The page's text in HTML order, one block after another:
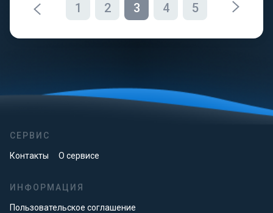
1 2 3 4 5
СЕРВИС
Контакты О сервисе
ИНФОРМАЦИЯ
Пользовательское соглашение